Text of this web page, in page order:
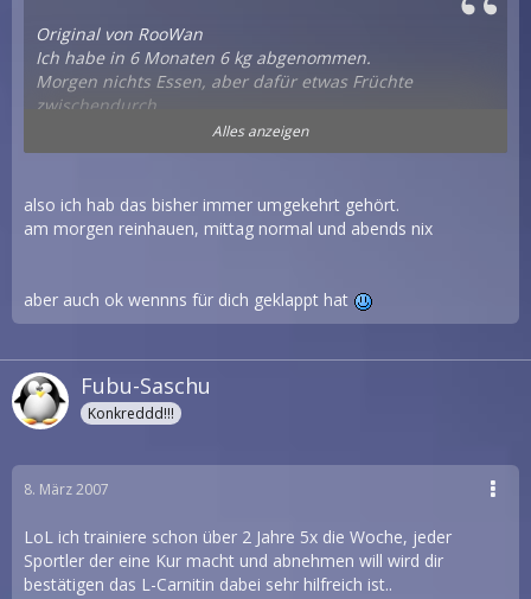
Original von RooWan
Ich habe in 6 Monaten 6 kg abgenommen.
Morgen nichts Essen, aber dafür etwas Früchte
zwischendurch.
Mittags nur einen Salat mit Brot (Achtung Salatsauce,
gibt riesige Unterschiede, von 200kcal/100gr bis
Früchte zwischendurch.
Dann etwas anständiges zum Abendessen, wenn auch
nur ein Teller.
Keine Süssgetränke!!!
Das ist sehr streng, so machts nichts, wenn ich trotzdem
einen Dönner nehme, Hauptsache ist, dass solches Essen
nicht überwiegt.
Alles anzeigen
also ich hab das bisher immer umgekehrt gehört.
am morgen reinhauen, mittag normal und abends nix
aber auch ok wennns für dich geklappt hat
Fubu-Saschu
Konkreddd!!!
8. März 2007
LoL ich trainiere schon über 2 Jahre 5x die Woche, jeder
Sportler der eine Kur macht und abnehmen will wird dir
bestätigen das L-Carnitin dabei sehr hilfreich ist..